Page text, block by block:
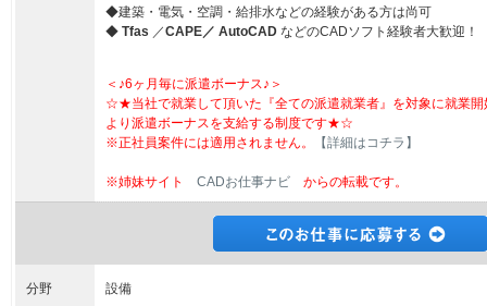
◆建築・電気・空調・給排水などの経験がある方は尚可
◆ Tfas ／CAPE／ AutoCAD などのCADソフト経験者大歓迎！
＜♪6ヶ月毎に派遣ボーナス♪＞
☆★当社で就業して頂いた『全ての派遣就業者』を対象に就業開
より派遣ボーナスを支給する制度です★☆
※正社員案件には適用されません。
【詳細はコチラ】
※姉妹サイト CADお仕事ナビ からの転載です。
分野 設備